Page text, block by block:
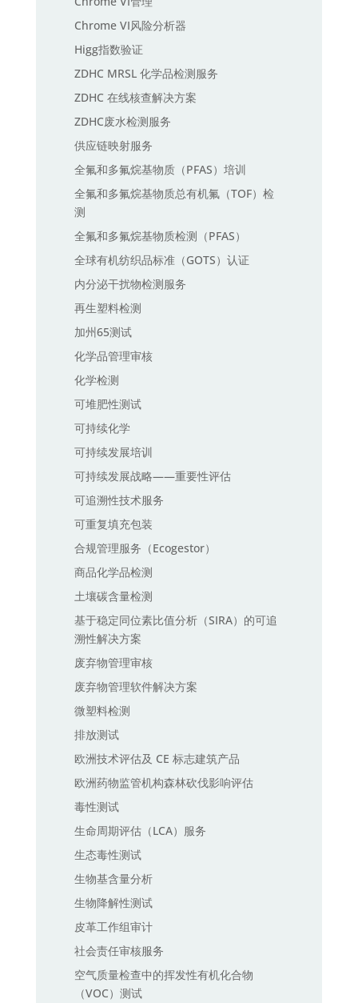
Chrome VI风险分析器
Higg指数验证
ZDHC MRSL 化学品检测服务
ZDHC 在线核查解决方案
ZDHC废水检测服务
供应链映射服务
全氟和多氟烷基物质（PFAS）培训
全氟和多氟烷基物质总有机氟（TOF）检
测
全氟和多氟烷基物质检测（PFAS）
全球有机纺织品标准（GOTS）认证
内分泌干扰物检测服务
再生塑料检测
加州65测试
化学品管理审核
化学检测
可堆肥性测试
可持续化学
可持续发展培训
可持续发展战略——重要性评估
可追溯性技术服务
可重复填充包装
合规管理服务（Ecogestor）
商品化学品检测
土壤碳含量检测
基于稳定同位素比值分析（SIRA）的可追
溯性解决方案
废弃物管理审核
废弃物管理软件解决方案
微塑料检测
排放测试
欧洲技术评估及 CE 标志建筑产品
欧洲药物监管机构森林砍伐影响评估
毒性测试
生命周期评估（LCA）服务
生态毒性测试
生物基含量分析
生物降解性测试
皮革工作组审计
社会责任审核服务
空气质量检查中的挥发性有机化合物
（VOC）测试